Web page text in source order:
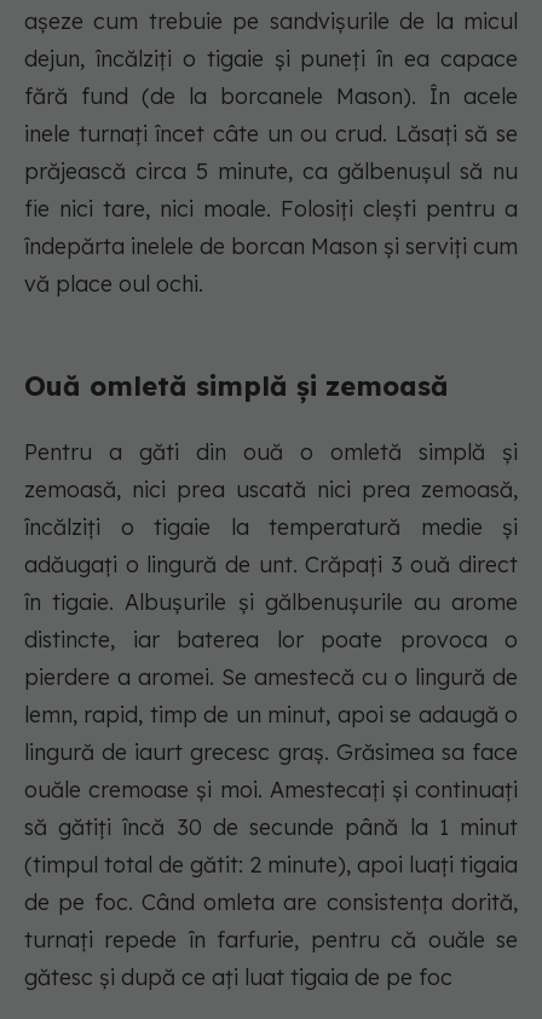
așeze cum trebuie pe sandvișurile de la micul
dejun, încălziți o tigaie și puneți în ea capace
fără fund (de la borcanele Mason). În acele
inele turnați încet câte un ou crud. Lăsați să se
prăjească circa 5 minute, ca gălbenușul să nu
fie nici tare, nici moale. Folosiți clești pentru a
îndepărta inelele de borcan Mason și serviți cum
vă place oul ochi.
Ouă omletă simplă și zemoasă
Pentru a găti din ouă o omletă simplă și
zemoasă, nici prea uscată nici prea zemoasă,
încălziți o tigaie la temperatură medie și
adăugați o lingură de unt. Crăpați 3 ouă direct
în tigaie. Albușurile și gălbenușurile au arome
distincte, iar baterea lor poate provoca o
pierdere a aromei. Se amestecă cu o lingură de
lemn, rapid, timp de un minut, apoi se adaugă o
lingură de iaurt grecesc graș. Grăsimea sa face
ouăle cremoase și moi. Amestecați și continuați
să gătiți încă 30 de secunde până la 1 minut
(timpul total de gătit: 2 minute), apoi luați tigaia
de pe foc. Când omleta are consistența dorită,
turnați repede în farfurie, pentru că ouăle se
gătesc și după ce ați luat tigaia de pe foc